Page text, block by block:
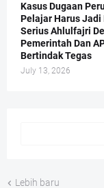
Kasus Dugaan
Pelajar Harus Jadi
Serius Ahlulfajri
Pemerintah Dan
Bertindak Tegas
July 13, 2026
Lebih baru